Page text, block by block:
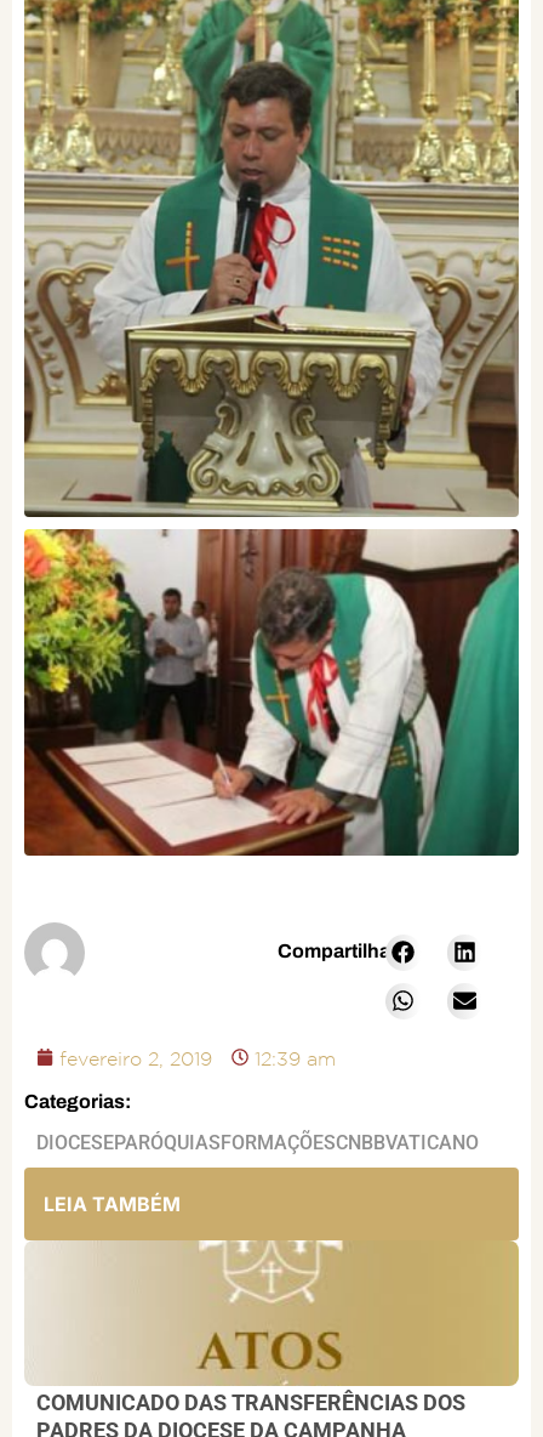
Compartilhar:
fevereiro 2, 2019 12:39 am
Categorias:
DIOCESEPARÓQUIASFORMAÇÕESCNBBVATICANO
LEIA TAMBÉM
COMUNICADO DAS TRANSFERÊNCIAS DOS
PADRES DA DIOCESE DA CAMPANHA